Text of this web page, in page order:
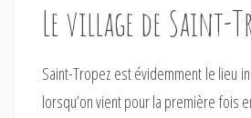
Le village de Saint-
Saint-Tropez est évidemment le lieu
lorsqu’on vient pour la première fois